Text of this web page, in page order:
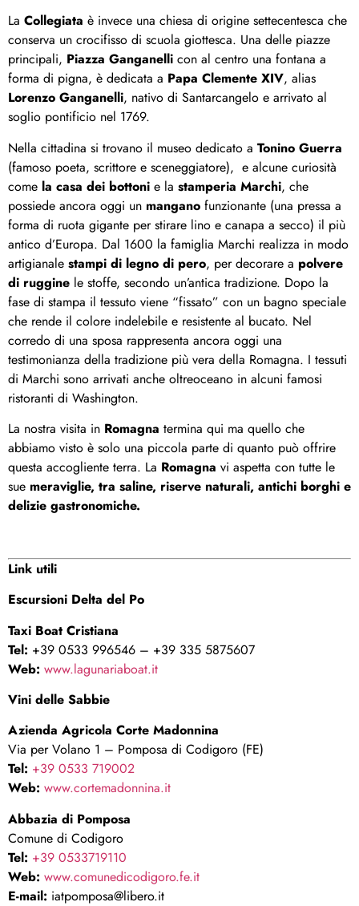
La Collegiata è invece una chiesa di origine settecentesca che
conserva un crocifisso di scuola giottesca. Una delle piazze
principali, Piazza Ganganelli con al centro una fontana a
forma di pigna, è dedicata a Papa Clemente XIV, alias
Lorenzo Ganganelli, nativo di Santarcangelo e arrivato al
soglio pontificio nel 1769.
Nella cittadina si trovano il museo dedicato a Tonino Guerra
(famoso poeta, scrittore e sceneggiatore), e alcune curiosità
come la casa dei bottoni e la stamperia Marchi, che
possiede ancora oggi un mangano funzionante (una pressa a
forma di ruota gigante per stirare lino e canapa a secco) il più
antico d’Europa. Dal 1600 la famiglia Marchi realizza in modo
artigianale stampi di legno di pero, per decorare a polvere
di ruggine le stoffe, secondo un’antica tradizione. Dopo la
fase di stampa il tessuto viene “fissato” con un bagno speciale
che rende il colore indelebile e resistente al bucato. Nel
corredo di una sposa rappresenta ancora oggi una
testimonianza della tradizione più vera della Romagna. I tessuti
di Marchi sono arrivati anche oltreoceano in alcuni famosi
ristoranti di Washington.
La nostra visita in Romagna termina qui ma quello che
abbiamo visto è solo una piccola parte di quanto può offrire
questa accogliente terra. La Romagna vi aspetta con tutte le
sue meraviglie, tra saline, riserve naturali, antichi borghi e
delizie gastronomiche.
Link utili
Escursioni Delta del Po
Taxi Boat Cristiana
Tel: +39 0533 996546 – +39 335 5875607
Web: www.lagunariaboat.it
Vini delle Sabbie
Azienda Agricola Corte Madonnina
Via per Volano 1 – Pomposa di Codigoro (FE)
Tel: +39 0533 719002
Web: www.cortemadonnina.it
Abbazia di Pomposa
Comune di Codigoro
Tel: +39 0533719110
Web: www.comunedicodigoro.fe.it
E-mail: iatpomposa@libero.it